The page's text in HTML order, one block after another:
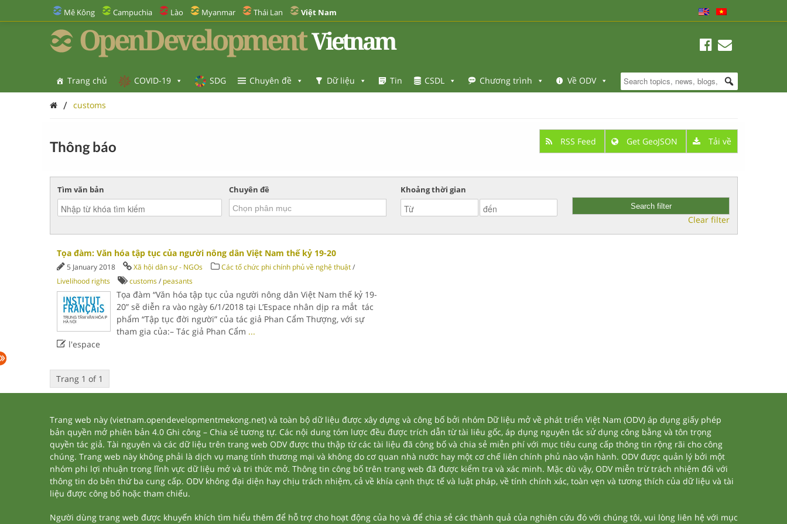
Mê Kông Campuchia Lào Myanmar Thái Lan Việt Nam
OpenDevelopment Vietnam
Trang chủ COVID-19 SDG Chuyên đề Dữ liệu Tin CSDL Chương trình Về ODV
/ customs
Thông báo RSS Feed Get GeoJSON Tải về
Tìm văn bản Chuyên đề Khoảng thời gian
Clear filter
Tọa đàm: Văn hóa tập tục của người nông dân Việt Nam thế kỷ 19-20
5 January 2018 Xã hội dân sự - NGOs Các tổ chức phi chính phủ về nghệ thuật/
Livelihood rights
customs/ peasants
Tọa đàm “Văn hóa tập tục của người nông dân Việt Nam thế kỷ 19-
20” sẽ diễn ra vào ngày 6/1/2018 tại L’Espace nhân dịp ra mắt tác
phẩm “Tập tục đời người” của tác giả Phan Cẩm Thượng, với sự
tham gia của:– Tác giả Phan Cẩm ...
l'espace
Trang 1 of 1
Trang web này (vietnam.opendevelopmentmekong.net) và toàn bộ dữ liệu được xây dựng và công bố bởi nhóm Dữ liệu mở về phát triển Việt Nam (ODV) áp dụng giấy phép
bản quyền mở phiên bản 4.0 Ghi công – Chia sẻ tương tự. Các nội dung tóm lược đều được trích dẫn từ tài liêu gốc, áp dụng nguyên tắc sử dụng công bằng và tôn trọng
quyền tác giả. Tài nguyên và các dữ liệu trên trang web ODV được thu thập từ các tài liệu đã công bố và chia sẻ miễn phí với mục tiêu cung cấp thông tin rộng rãi cho công
chúng. Trang web này không phải là dịch vụ mang tính thương mại và không do cơ quan nhà nước hay một cơ chế liên chính phủ nào vận hành. ODV được quản lý bởi một
nhóm phi lợi nhuận trong lĩnh vực dữ liệu mở và tri thức mở. Thông tin công bố trên trang web đã được kiểm tra và xác minh. Mặc dù vậy, ODV miễn trừ trách nhiệm đối với
thông tin do bên thứ ba cung cấp. ODV không đại diện hay chịu trách nhiệm, cả về khía cạnh thực tế và luật pháp, về tính chính xác, toàn vẹn và tương thích của dữ liệu và tài
liệu được công bố hoặc tham chiếu.
Người dùng trang web được khuyến khích tìm hiểu thêm để hỗ trợ cho hoạt động của họ và để chia sẻ các thành quả của nghiên cứu đó với chúng tôi, vui lòng liên hệ với mục